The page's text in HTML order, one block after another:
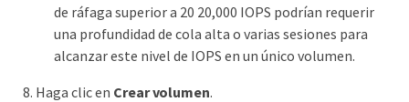
de ráfaga superior a 20 20,000 IOPS podrían requerir
una profundidad de cola alta o varias sesiones para
alcanzar este nivel de IOPS en un único volumen.
Haga clic en Crear volumen.